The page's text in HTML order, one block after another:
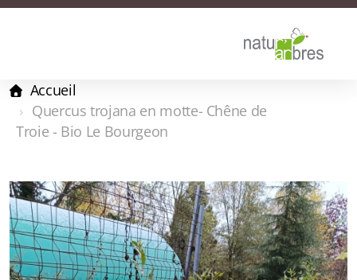
Accueil
Quercus trojana en motte- Chêne de
Troie - Bio Le Bourgeon